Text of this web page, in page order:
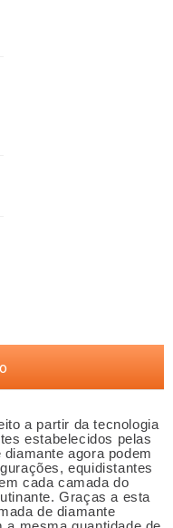
a partir da tecnologia
estabelecidos pelas
agora podem
equidistantes
cada camada do
Graças a esta
de diamante